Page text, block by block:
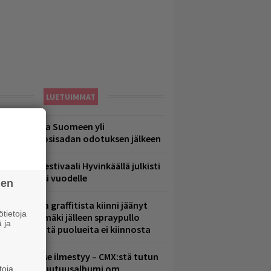
LUETUIMMAT
Weezer palaa Suomeen yli
odotuksen jälkeen
Äärimetallifestivaali Hyvinkäällä julkisti
ensi vuodelle
Laittomasta graffitista kiinni jäänyt
Arhinmäki jälleen spraypullo
– näitä puolueita ei kiinnosta
Huomenna se ilmestyy – CMX:stä tutun
Yrjänän uutuusalbumi om
ja